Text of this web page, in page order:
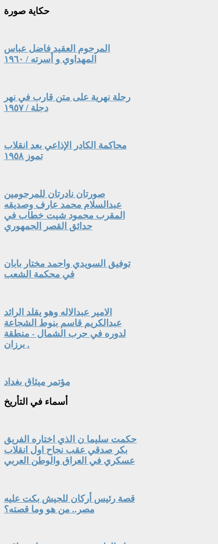
حكاية صورة
المرحوم العقيد فاضل عباس
المهداوي و أسرته / ١٩٦٠
رحلة نهرية على متن قارب في نهر
دجلة / ١٩٥٧
محاكمة الكادر الإذاعي بعد انقلاب
تموز ١٩٥٨
صورتان نادرتان للمرحومين
عبدالسلام محمد عارف وصديقه
المقرب محمود شيت خطاب في
حدائق القصر الجمهوري
توفيق السويدي واحمد مختار بابان
في محكمة الشعب
الامير عبدالاله وهو يقلد الرائد
عبدالكريم قاسم بنوط الشجاعة
لدوره في حرب الشمال - منطقة
برزان .
مؤتمر ميثاق بغداد
أسماء في التأريخ
حكمت سليما ن الذي اختاره الفريق
بكر صدقي عقب نجاح اول انقلاب
عسكري في العراق والوطن العربي
قصة رئيس أركان للجيش بكت عليه
مصر.. من هو وما قصته؟